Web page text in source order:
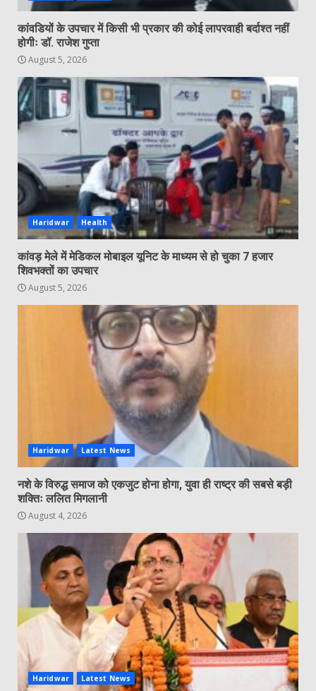
कांवडियों के उपचार में किसी भी प्रकार की कोई लापरवाही बर्दाश्त नहीं
होगीः डॉ. राजेश गुप्ता
August 5, 2026
Haridwar Health
कांवड़ मेले में मेडिकल मोबाइल यूनिट के माध्यम से हो चुका 7 हजार
शिवभक्तों का उपचार
August 5, 2026
Haridwar Latest News
नशे के विरुद्ध समाज को एकजुट होना होगा, युवा ही राष्ट्र की सबसे बड़ी
शक्तिः ललित मिगलानी
August 4, 2026
Haridwar Latest News